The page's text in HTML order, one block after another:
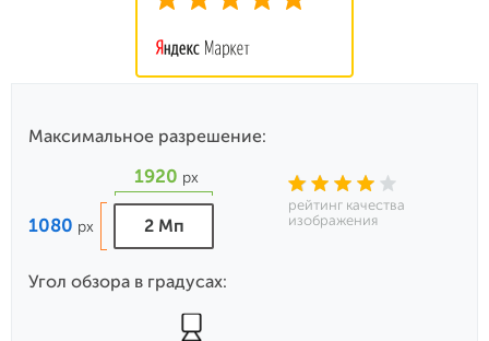
Максимальное разрешение:
1920 px
1080 px 2 Мп
рейтинг качества
изображения
Угол обзора в градусах: